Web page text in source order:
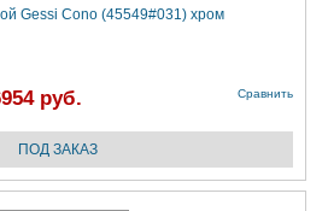
Gessi Cono (45549#031) хром
руб. Сравнить